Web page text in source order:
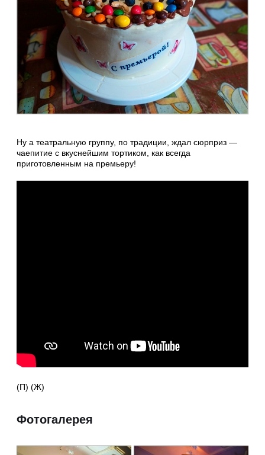
Ну а театральную группу, по традиции, ждал сюрприз —
чаепитие с вкуснейшим тортиком, как всегда
приготовленным на премьеру!
(П) (Ж)
Фотогалерея